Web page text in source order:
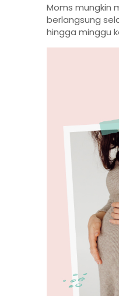
Moms mungkin
berlangsung
hingga minggu